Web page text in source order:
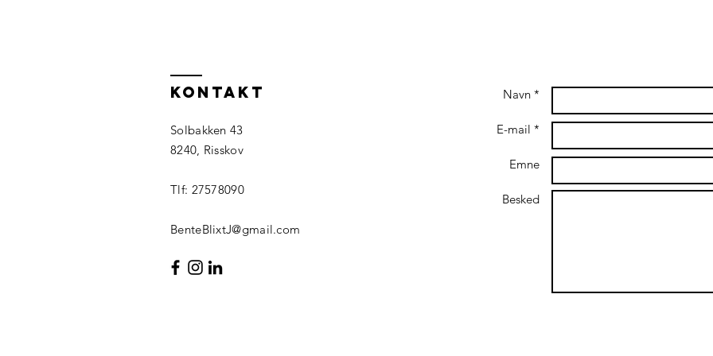
Kontakt
Solbakken 43
8240, Risskov
Tlf: 27578090
BenteBlixtJ@gmail.com
Navn *
E-mail *
Emne
Besked